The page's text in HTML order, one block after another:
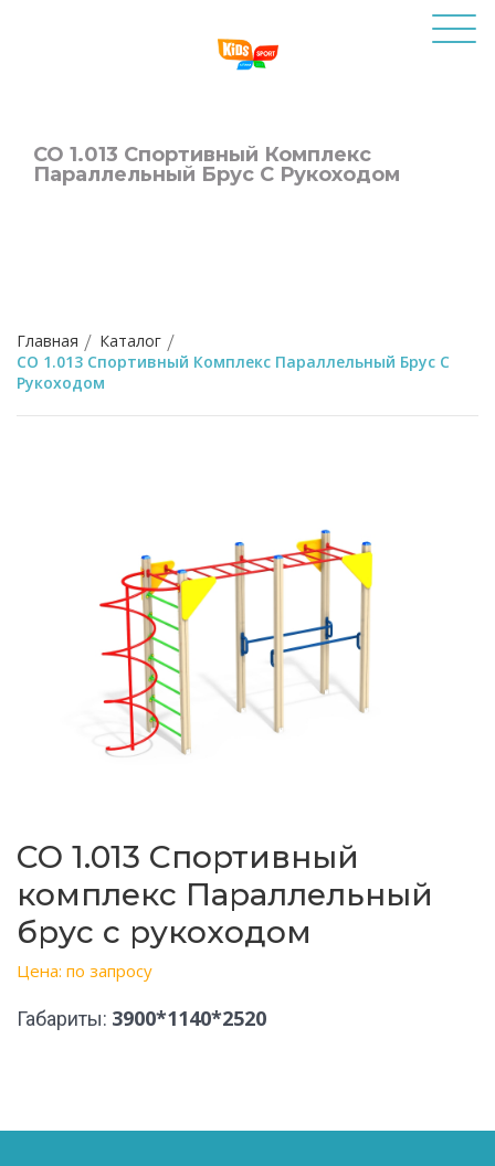
СО 1.013 Спортивный Комплекс
Параллельный Брус С Рукоходом
Главная
Каталог
СО 1.013 Спортивный Комплекс Параллельный Брус С
Рукоходом
СО 1.013 Спортивный
комплекс Параллельный
брус с рукоходом
Цена: по запросу
Габариты: 3900*1140*2520